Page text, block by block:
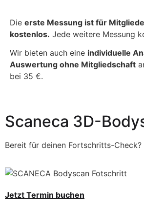
Die erste Messung ist für
kostenlos. Jede weitere Messung
Wir bieten auch eine individuelle
Auswertung ohne Mitgliedschaft
bei 35 €.
Scaneca 3D-
Bereit für deinen Fortschritts-Check?
Jetzt Termin buchen